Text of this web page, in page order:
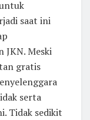
saat ini
JKN. Meski
gratis
serta
Tidak sedikit